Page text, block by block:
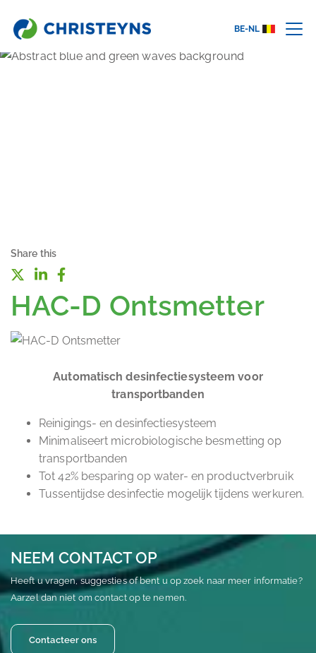
BE-NL
Share this
HAC-D Ontsmetter
Automatisch desinfectiesysteem voor
transportbanden
Reinigings- en desinfectiesysteem
Minimaliseert microbiologische besmetting op
transportbanden
Tot 42% besparing op water- en productverbruik
Tussentijdse desinfectie mogelijk tijdens werkuren.
NEEM CONTACT OP
Heeft u vragen, suggesties of bent u op zoek naar meer informatie?
Aarzel dan niet om contact op te nemen.
Contacteer ons